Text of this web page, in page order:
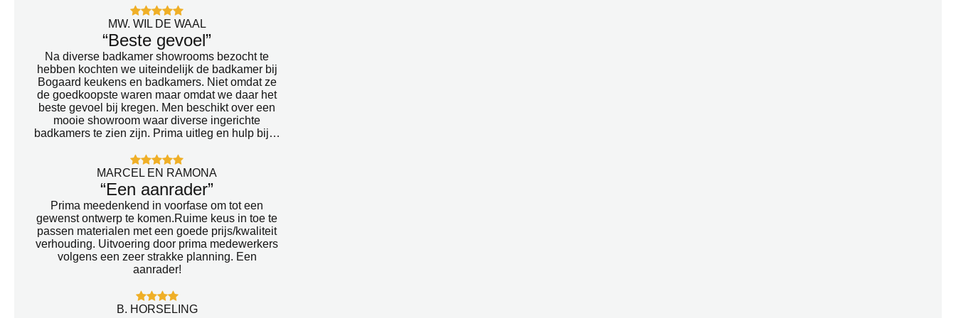
MW. WIL DE WAAL
“Beste gevoel”
Na diverse badkamer showrooms bezocht te
hebben kochten we uiteindelijk de badkamer bij
Bogaard keukens en badkamers. Niet omdat ze
de goedkoopste waren maar omdat we daar het
beste gevoel bij kregen. Men beschikt over een
mooie showroom waar diverse ingerichte
badkamers te zien zijn. Prima uitleg en hulp bij…
MARCEL EN RAMONA
“Een aanrader”
Prima meedenkend in voorfase om tot een
gewenst ontwerp te komen.Ruime keus in toe te
passen materialen met een goede prijs/kwaliteit
verhouding. Uitvoering door prima medewerkers
volgens een zeer strakke planning. Een
aanrader!
B. HORSELING